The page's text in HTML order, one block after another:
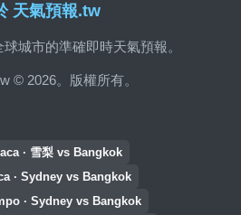
天氣預報.tw
城市的準確即時天氣預報。
© 2026。版權所有。
· 雪梨 vs Bangkok
· Sydney vs Bangkok
· Sydney vs Bangkok